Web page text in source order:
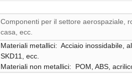
Componenti per il settore aerospaziale,
casa, ecc.
Materiali metallici: Acciaio inossidabile,
SKD11, ecc.
Materiali non metallici:
POM, ABS,